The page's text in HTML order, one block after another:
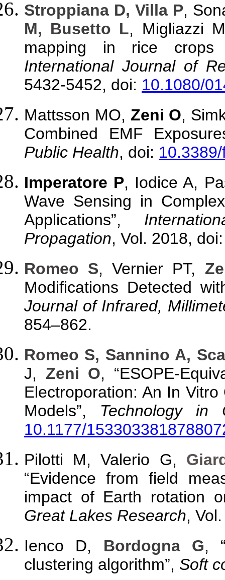
Stroppiana D, Villa P,
M, Busetto L, Migliazzi
mapping in rice crops
International Journal of
5432-5452, doi: 10.1080/
Mattsson MO, Zeni O,
Combined EMF
Public Health, doi:
Imperatore P, Iodice A,
Wave Sensing in
Applications”,
Propagation, Vol. 2018,
Romeo S, Vernier PT,
Modifications Detected
Journal of Infrared,
854–862.
Romeo S, Sannino A,
J, Zeni O, “ESOPE-
Electroporation: An In
Models”, Technology in
10.1177/
Pilotti M, Valerio G,
“Evidence from field
impact of Earth rotation
Great Lakes Research,
Ienco D, Bordogna G,
clustering algorithm”, Soft